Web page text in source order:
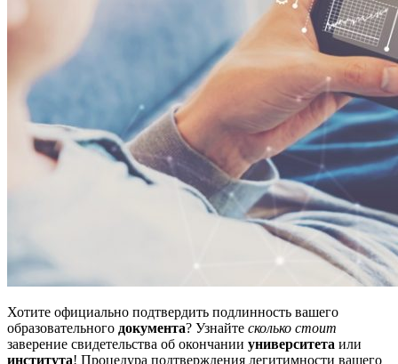
Хотите официально подтвердить подлинность вашего
образовательного документа? Узнайте сколько стоит
заверение свидетельства об окончании университета или
института! Процедура подтверждения легитимности вашего